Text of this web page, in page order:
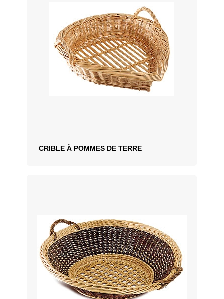
CRIBLE À POMMES DE TERRE